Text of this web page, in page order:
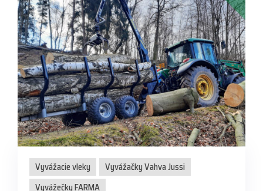
Vyvážacie vleky
Vyvážačky Vahva Jussi
Vyvážečky FARMA